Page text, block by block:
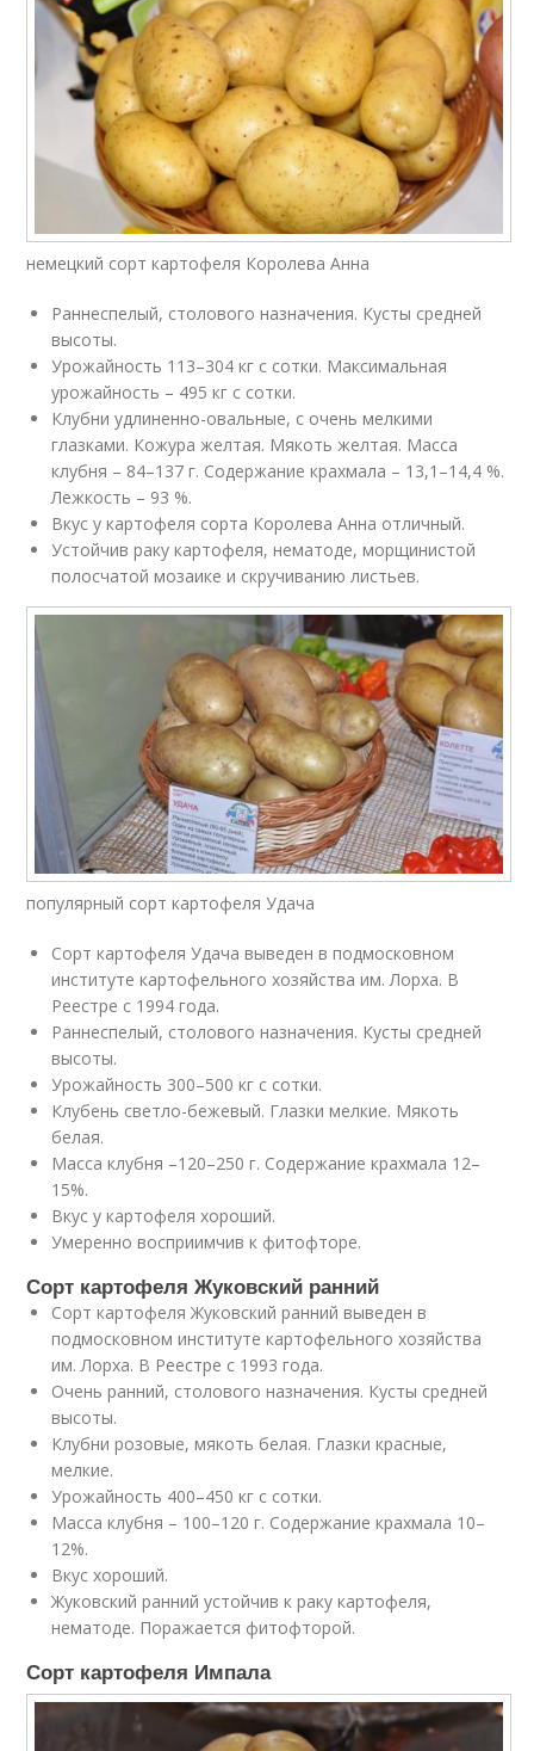
немецкий сорт картофеля Королева Анна
Раннеспелый, столового назначения. Кусты средней
высоты.
Урожайность 113–304 кг с сотки. Максимальная
урожайность – 495 кг с сотки.
Клубни удлиненно-овальные, с очень мелкими
глазками. Кожура желтая. Мякоть желтая. Масса
клубня – 84–137 г. Содержание крахмала – 13,1–14,4 %.
Лежкость – 93 %.
Вкус у картофеля сорта Королева Анна отличный.
Устойчив раку картофеля, нематоде, морщинистой
полосчатой мозаике и скручиванию листьев.
популярный сорт картофеля Удача
Сорт картофеля Удача выведен в подмосковном
институте картофельного хозяйства им. Лорха. В
Реестре с 1994 года.
Раннеспелый, столового назначения. Кусты средней
высоты.
Урожайность 300–500 кг с сотки.
Клубень светло-бежевый. Глазки мелкие. Мякоть
белая.
Масса клубня –120–250 г. Содержание крахмала 12–
15%.
Вкус у картофеля хороший.
Умеренно восприимчив к фитофторе.
Сорт картофеля Жуковский ранний
Сорт картофеля Жуковский ранний выведен в
подмосковном институте картофельного хозяйства
им. Лорха. В Реестре с 1993 года.
Очень ранний, столового назначения. Кусты средней
высоты.
Клубни розовые, мякоть белая. Глазки красные,
мелкие.
Урожайность 400–450 кг с сотки.
Масса клубня – 100–120 г. Содержание крахмала 10–
12%.
Вкус хороший.
Жуковский ранний устойчив к раку картофеля,
нематоде. Поражается фитофторой.
Сорт картофеля Импала